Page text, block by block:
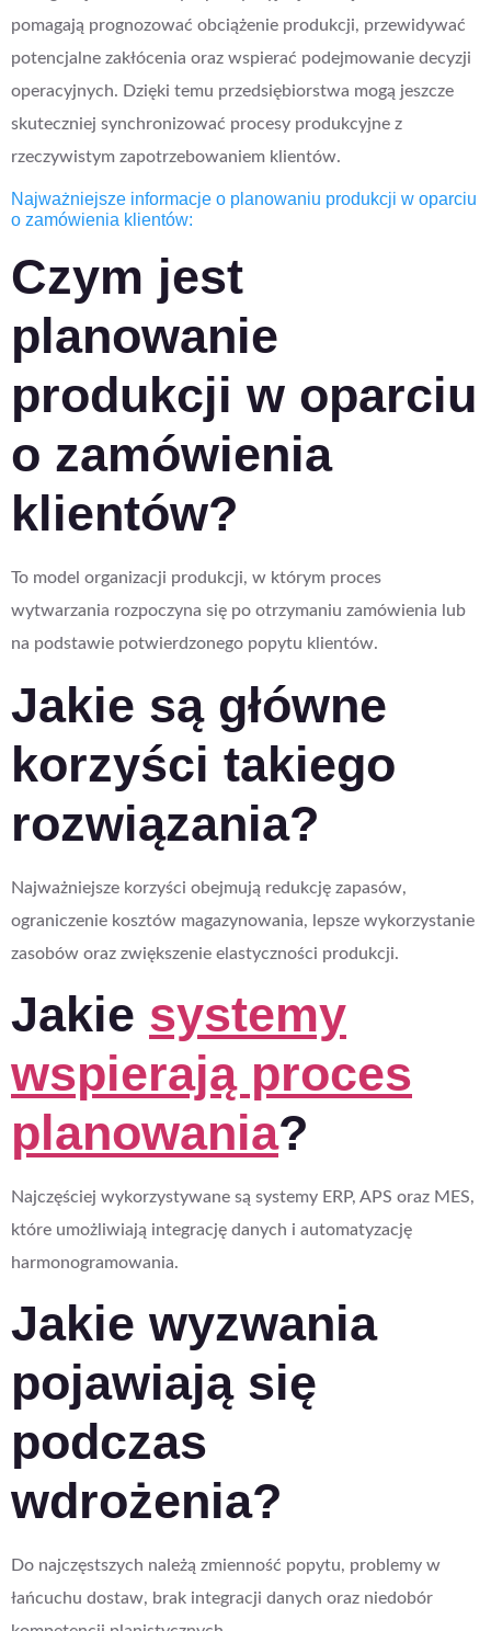
pomagają prognozować obciążenie produkcji, przewidywać
potencjalne zakłócenia oraz wspierać podejmowanie decyzji
operacyjnych. Dzięki temu przedsiębiorstwa mogą jeszcze
skuteczniej synchronizować procesy produkcyjne z
rzeczywistym zapotrzebowaniem klientów.
Najważniejsze informacje o planowaniu produkcji w oparciu
o zamówienia klientów:
Czym jest
planowanie
produkcji w oparciu
o zamówienia
klientów?
To model organizacji produkcji, w którym proces
wytwarzania rozpoczyna się po otrzymaniu zamówienia lub
na podstawie potwierdzonego popytu klientów.
Jakie są główne
korzyści takiego
rozwiązania?
Najważniejsze korzyści obejmują redukcję zapasów,
ograniczenie kosztów magazynowania, lepsze wykorzystanie
zasobów oraz zwiększenie elastyczności produkcji.
Jakie systemy
wspierają proces
planowania?
Najczęściej wykorzystywane są systemy ERP, APS oraz MES,
które umożliwiają integrację danych i automatyzację
harmonogramowania.
Jakie wyzwania
pojawiają się
podczas
wdrożenia?
Do najczęstszych należą zmienność popytu, problemy w
łańcuchu dostaw, brak integracji danych oraz niedobór